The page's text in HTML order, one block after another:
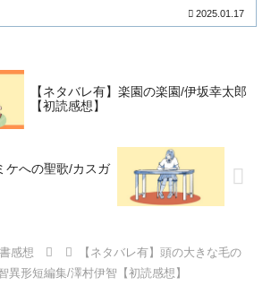
2025.01.17
【ネタバレ有】楽園の楽園/伊坂幸太郎
【初読感想】
ケへの聖歌/カスガ
感想
【ネタバレ有】頭の大きな毛の
異形短編集/澤村伊智【初読感想】